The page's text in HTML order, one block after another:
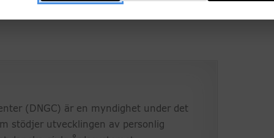
diskutera den framtida utvecklingen av
(DNGC) är en myndighet under det
stödjer utvecklingen av personlig